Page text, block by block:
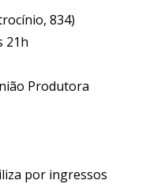
834)
21h
Produtora
por ingressos